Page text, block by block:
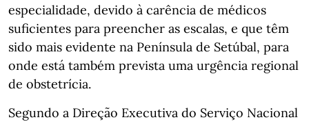
especialidade, devido à carência de médicos
suficientes para preencher as escalas, e que têm
sido mais evidente na Península de Setúbal, para
onde está também prevista uma urgência regional
de obstetrícia.
Segundo a Direção Executiva do Serviço Nacional